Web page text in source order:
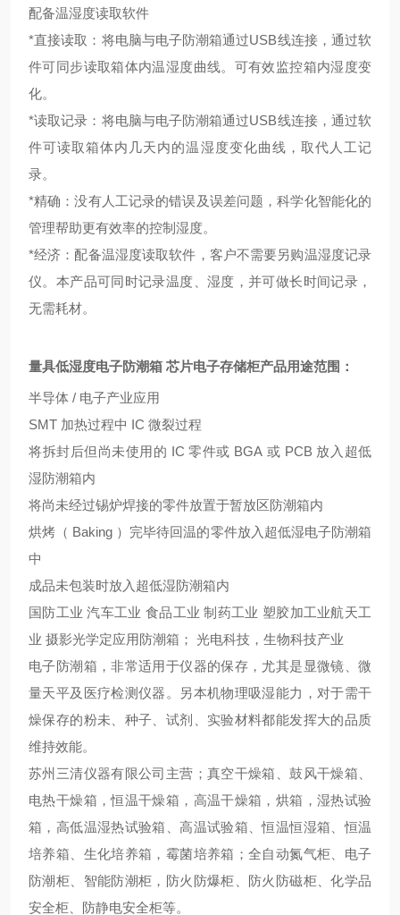
配备温湿度读取软件
*直接读取：将电脑与电子防潮箱通过USB线连接，通过软
件可同步读取箱体内温湿度曲线。可有效监控箱内湿度变
化。
*读取记录：将电脑与电子防潮箱通过USB线连接，通过软
件可读取箱体内几天内的温湿度变化曲线，取代人工记
录。
*精确：没有人工记录的错误及误差问题，科学化智能化的
管理帮助更有效率的控制湿度。
*经济：配备温湿度读取软件，客户不需要另购温湿度记录
仪。本产品可同时记录温度、湿度，并可做长时间记录，
无需耗材。
量具低湿度电子防潮箱 芯片电子存储柜产品用途范围：
半导体 / 电子产业应用
SMT 加热过程中 IC 微裂过程
将拆封后但尚未使用的 IC零件或 BGA 或 PCB 放入超低
湿防潮箱内
将尚未经过锡炉焊接的零件放置于暂放区防潮箱内
烘烤（ Baking ）完毕待回温的零件放入超低湿电子防潮箱
中
成品未包装时放入超低湿防潮箱内
国防工业 汽车工业 食品工业 制药工业 塑胶加工业航天工
业 摄影光学定应用防潮箱； 光电科技，生物科技产业
电子防潮箱，非常适用于仪器的保存，尤其是显微镜、微
量天平及医疗检测仪器。另本机物理吸湿能力，对于需干
燥保存的粉未、种子、试剂、实验材料都能发挥大的品质
维持效能。
苏州三清仪器有限公司主营； 真空干燥箱、鼓风干燥箱、
电热干燥箱，恒温干燥箱，高温干燥箱，烘箱，湿热试验
箱，高低温湿热试验箱、高温试验箱、恒温恒湿箱、恒温
培养箱、生化培养箱，霉菌培养箱；全自动氮气柜、电子
防潮柜、智能防潮柜，防火防爆柜、防火防磁柜、化学品
安全柜、防静电安全柜等。